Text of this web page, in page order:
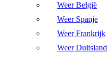
Weer België
Weer Spanje
Weer Frankrijk
Weer Duitsland